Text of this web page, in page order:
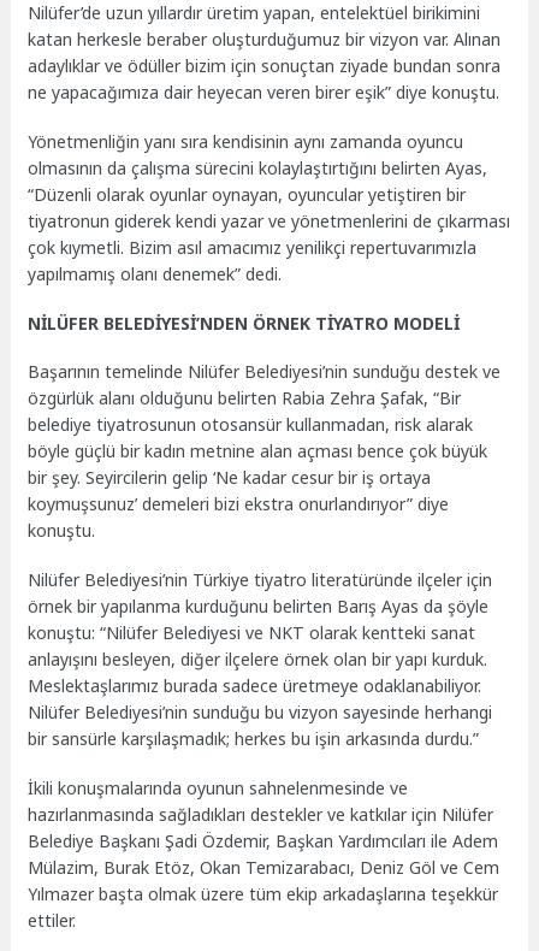
Nilüfer’de uzun yıllardır üretim yapan, entelektüel birikimini
katan herkesle beraber oluşturduğumuz bir vizyon var. Alınan
adaylıklar ve ödüller bizim için sonuçtan ziyade bundan sonra
ne yapacağımıza dair heyecan veren birer eşik” diye konuştu.
Yönetmenliğin yanı sıra kendisinin aynı zamanda oyuncu
olmasının da çalışma sürecini kolaylaştırtığını belirten Ayas,
“Düzenli olarak oyunlar oynayan, oyuncular yetiştiren bir
tiyatronun giderek kendi yazar ve yönetmenlerini de çıkarması
çok kıymetli. Bizim asıl amacımız yenilikçi repertuvarımızla
yapılmamış olanı denemek” dedi.
NİLÜFER BELEDİYESİ’NDEN ÖRNEK TİYATRO MODELİ
Başarının temelinde Nilüfer Belediyesi’nin sunduğu destek ve
özgürlük alanı olduğunu belirten Rabia Zehra Şafak, “Bir
belediye tiyatrosunun otosansür kullanmadan, risk alarak
böyle güçlü bir kadın metnine alan açması bence çok büyük
bir şey. Seyircilerin gelip ‘Ne kadar cesur bir iş ortaya
koymuşsunuz’ demeleri bizi ekstra onurlandırıyor” diye
konuştu.
Nilüfer Belediyesi’nin Türkiye tiyatro literatüründe ilçeler için
örnek bir yapılanma kurduğunu belirten Barış Ayas da şöyle
konuştu: “Nilüfer Belediyesi ve NKT olarak kentteki sanat
anlayışını besleyen, diğer ilçelere örnek olan bir yapı kurduk.
Meslektaşlarımız burada sadece üretmeye odaklanabiliyor.
Nilüfer Belediyesi’nin sunduğu bu vizyon sayesinde herhangi
bir sansürle karşılaşmadık; herkes bu işin arkasında durdu.”
İkili konuşmalarında oyunun sahnelenmesinde ve
hazırlanmasında sağladıkları destekler ve katkılar için Nilüfer
Belediye Başkanı Şadi Özdemir, Başkan Yardımcıları ile Adem
Mülazim, Burak Etöz, Okan Temizarabacı, Deniz Göl ve Cem
Yılmazer başta olmak üzere tüm ekip arkadaşlarına teşekkür
ettiler.